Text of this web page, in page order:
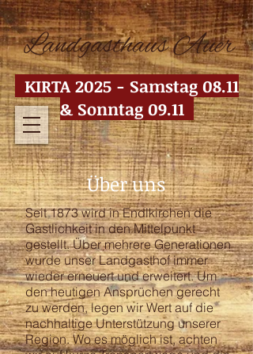
KIRTA 2025 - Samstag 08.11
& Sonntag 09.11
Seit 1873 wird in Endlkirchen die
Gastlichkeit in den Mittelpunkt
gestellt. Über mehrere Generationen
wurde unser Landgasthof immer
wieder erneuert und erweitert. Um
den heutigen Ansprüchen gerecht
zu werden, legen wir Wert auf die
nachhaltige Unterstützung unserer
Region. Wo es möglich ist, achten
Über uns